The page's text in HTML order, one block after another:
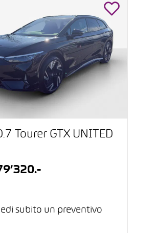
Tourer GTX UNITED
subito un preventivo